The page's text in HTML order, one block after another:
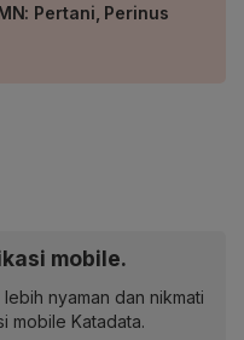
Pertani, Perinus
mobile.
nyaman dan nikmati
mobile Katadata.